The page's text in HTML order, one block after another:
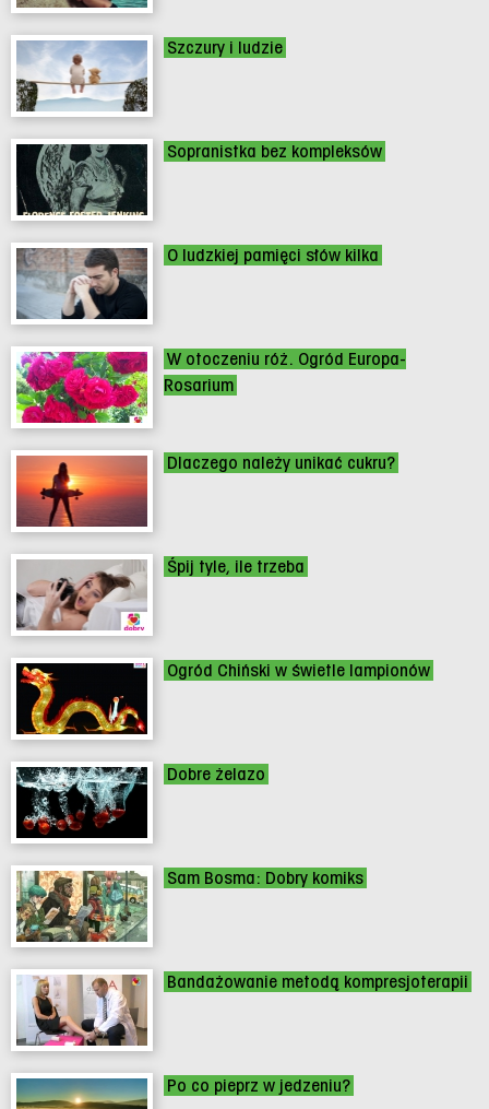
Szczury i ludzie
Sopranistka bez kompleksów
O ludzkiej pamięci słów kilka
W otoczeniu róż. Ogród Europa-
Rosarium
Dlaczego należy unikać cukru?
Śpij tyle, ile trzeba
Ogród Chiński w świetle lampionów
Dobre żelazo
Sam Bosma: Dobry komiks
Bandażowanie metodą kompresjoterapii
Po co pieprz w jedzeniu?